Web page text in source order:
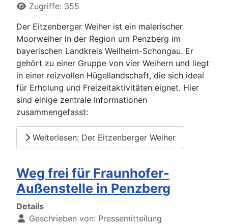
Zugriffe: 355
Der Eitzenberger Weiher ist ein malerischer
Moorweiher in der Region um Penzberg im
bayerischen Landkreis Weilheim-Schongau. Er
gehört zu einer Gruppe von vier Weihern und liegt
in einer reizvollen Hügellandschaft, die sich ideal
für Erholung und Freizeitaktivitäten eignet. Hier
sind einige zentrale Informationen
zusammengefasst:
Weiterlesen: Der Eitzenberger Weiher
Weg frei für Fraunhofer-
Außenstelle in Penzberg
Details
Geschrieben von: Pressemitteilung